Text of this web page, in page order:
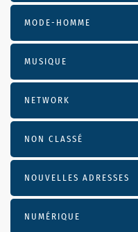
MODE-HOMME
MUSIQUE
NETWORK
NON CLASSÉ
NOUVELLES ADRESSES
NUMÉRIQUE